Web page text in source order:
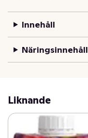
Innehåll
Näringsinnehåll
Liknande